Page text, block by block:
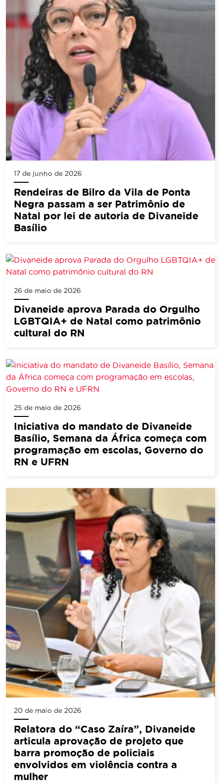
17 de junho de 2026
Rendeiras de Bilro da Vila de Ponta
Negra passam a ser Patrimônio de
Natal por lei de autoria de Divaneide
Basílio
26 de maio de 2026
Divaneide aprova Parada do Orgulho
LGBTQIA+ de Natal como patrimônio
cultural do RN
25 de maio de 2026
Iniciativa do mandato de Divaneide
Basílio, Semana da África começa com
programação em escolas, Governo do
RN e UFRN
20 de maio de 2026
Relatora do “Caso Zaíra”, Divaneide
articula aprovação de projeto que
barra promoção de policiais
envolvidos em violência contra a
mulher